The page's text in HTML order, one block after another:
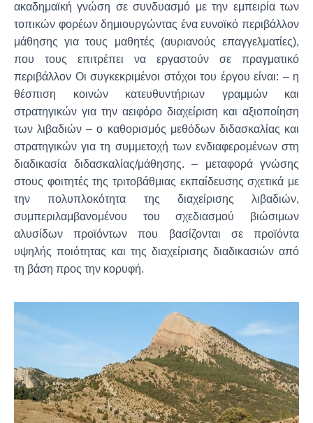
ακαδημαϊκή γνώση σε συνδυασμό με την εμπειρία των
τοπικών φορέων δημιουργώντας ένα ευνοϊκό περιβάλλον
μάθησης για τους μαθητές (αυριανούς επαγγελματίες),
που τους επιτρέπει να εργαστούν σε πραγματικό
περιβάλλον Οι συγκεκριμένοι στόχοι του έργου είναι: – η
θέσπιση κοινών κατευθυντήριων γραμμών και
στρατηγικών για την αειφόρο διαχείριση και αξιοποίηση
των λιβαδιών – ο καθορισμός μεθόδων διδασκαλίας και
στρατηγικών για τη συμμετοχή των ενδιαφερομένων στη
διαδικασία διδασκαλίας/μάθησης. – μεταφορά γνώσης
στους φοιτητές της τριτοβάθμιας εκπαίδευσης σχετικά με
την πολυπλοκότητα της διαχείρισης λιβαδιών,
συμπεριλαμβανομένου του σχεδιασμού βιώσιμων
αλυσίδων προϊόντων που βασίζονται σε προϊόντα
υψηλής ποιότητας και της διαχείρισης διαδικασιών από
τη βάση προς την κορυφή.